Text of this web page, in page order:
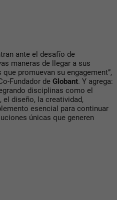
ante el desafío de
maneras de llegar a sus
promuevan su engagement”,
Fundador de Globant. Y agrega:
disciplinas como el
diseño, la creatividad,
esencial para continuar
únicas que generen